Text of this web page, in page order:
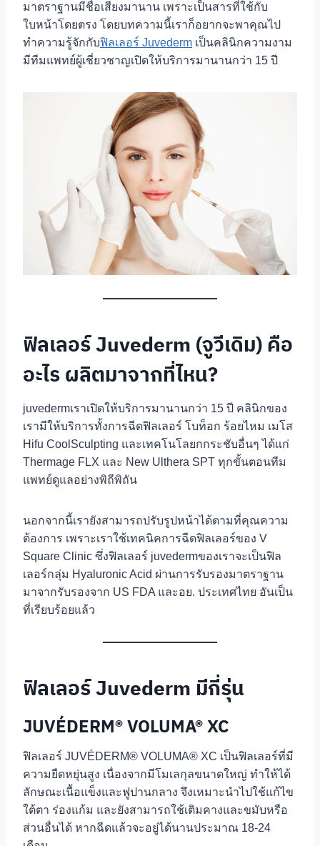
มาตราฐานมีชื่อเสียงมานาน เพราะเป็นสารที่ใช้กับ
ใบหน้าโดยตรง โดยบทความนี้เราก็อยากจะพาคุณไป
ทำความรู้จักกับฟิลเลอร์ Juvederm เป็นคลินิกความงาม
มีทีมแพทย์ผู้เชี่ยวชาญเปิดให้บริการมานานกว่า 15 ปี
ฟิลเลอร์ Juvederm (จูวีเดิม) คือ
อะไร ผลิตมาจากที่ไหน?
juvedermเราเปิดให้บริการมานานกว่า 15 ปี คลินิกของ
เรามีให้บริการทั้งการฉีดฟิลเลอร์ โบท็อก ร้อยไหม เมโส
Hifu CoolSculpting และเทคโนโลยกกระชับอื่นๆ ได้แก่
Thermage FLX และ New Ulthera SPT ทุกขั้นตอนทีม
แพทย์ดูแลอย่างพิถีพิถัน
นอกจากนี้เรายังสามารถปรับรูปหน้าได้ตามที่คุณความ
ต้องการ เพราะเราใช้เทคนิคการฉีดฟิลเลอร์ของ V
Square Clinic ซึ่งฟิลเลอร์ juvedermของเราจะเป็นฟิล
เลอร์กลุ่ม Hyaluronic Acid ผ่านการรับรองมาตราฐาน
มาจากรับรองจาก US FDA และอย. ประเทศไทย อันเป็น
ที่เรียบร้อยแล้ว
ฟิลเลอร์ Juvederm มีกี่รุ่น
JUVÉDERM® VOLUMA® XC
ฟิลเลอร์ JUVÉDERM® VOLUMA® XC เป็นฟิลเลอร์ที่มี
ความยืดหยุ่นสูง เนื่องจากมีโมเลกุลขนาดใหญ่ ทำให้ได้
ลักษณะเนื้อแข็งและฟูปานกลาง จึงเหมาะนำไปใช้แก้ไข
ใต้ตา ร่องแก้ม และยังสามารถใช้เติมคางและขมับหรือ
ส่วนอื่นได้ หากฉีดแล้วจะอยู่ได้นานประมาณ 18-24